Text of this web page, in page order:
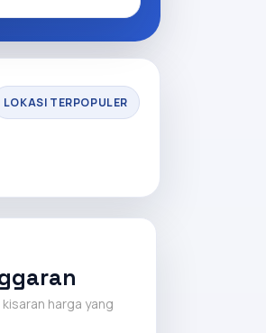
LOKASI TERPOPULER
harga yang